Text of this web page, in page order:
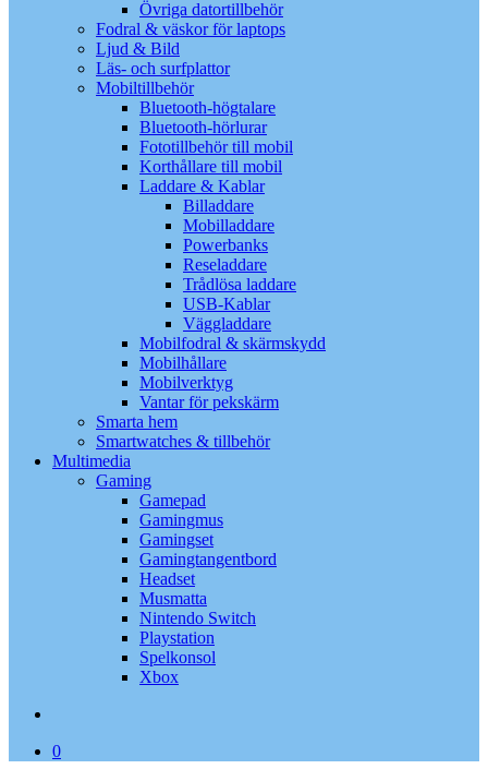
Övriga datortillbehör
Fodral & väskor för laptops
Ljud & Bild
Läs- och surfplattor
Mobiltillbehör
Bluetooth-högtalare
Bluetooth-hörlurar
Fototillbehör till mobil
Korthållare till mobil
Laddare & Kablar
Billaddare
Mobilladdare
Powerbanks
Reseladdare
Trådlösa laddare
USB-Kablar
Väggladdare
Mobilfodral & skärmskydd
Mobilhållare
Mobilverktyg
Vantar för pekskärm
Smarta hem
Smartwatches & tillbehör
Multimedia
Gaming
Gamepad
Gamingmus
Gamingset
Gamingtangentbord
Headset
Musmatta
Nintendo Switch
Playstation
Spelkonsol
Xbox
0